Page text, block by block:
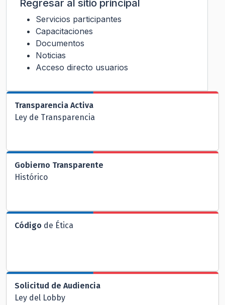
Regresar al sitio principal
Servicios participantes
Capacitaciones
Documentos
Noticias
Acceso directo usuarios
Transparencia Activa
Ley de Transparencia
Gobierno Transparente
Histórico
Código de Ética
Solicitud de Audiencia
Ley del Lobby